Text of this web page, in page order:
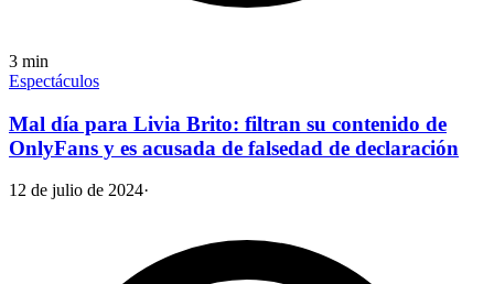
3 min
Espectáculos
Mal día para Livia Brito: filtran su contenido de
OnlyFans y es acusada de falsedad de declaración
12 de julio de 2024·